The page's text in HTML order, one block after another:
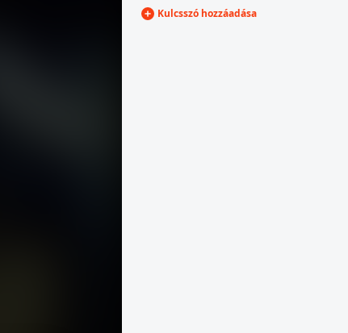
1972 · Budapest XIV. · VárosligetKulcsszó hozzáadása